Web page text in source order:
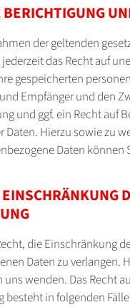
der geltenden
das Recht auf
gespeicherten
Empfänger und den
und ggf. ein Recht auf
Daten. Hierzu sowie zu
Daten können
die Einschränkung
Daten zu verlangen.
uns wenden. Das Recht
besteht in folgenden